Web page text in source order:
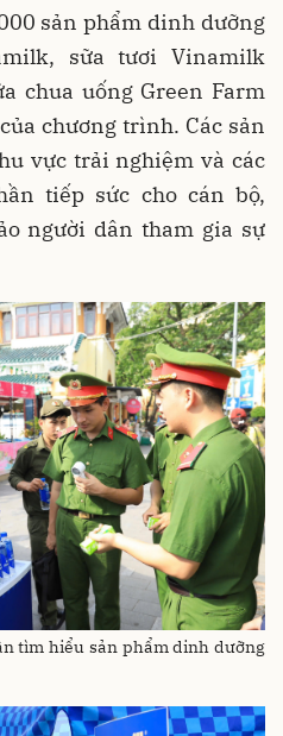
sản phẩm dinh dưỡng
sữa tươi Vinamilk
chua uống Green Farm
chương trình. Các sản
vực trải nghiệm và các
tiếp sức cho cán bộ,
người dân tham gia sự
tìm hiểu sản phẩm dinh dưỡng